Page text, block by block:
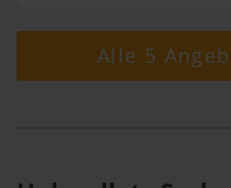
Alle 5